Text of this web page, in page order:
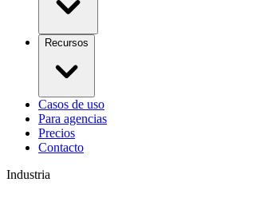
Recursos
Casos de uso
Para agencias
Precios
Contacto
Industria